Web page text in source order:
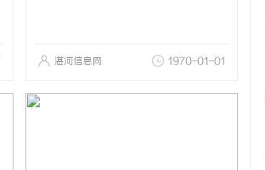
湛河信息网 1970-01-01